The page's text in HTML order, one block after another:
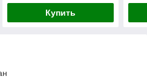
Купить